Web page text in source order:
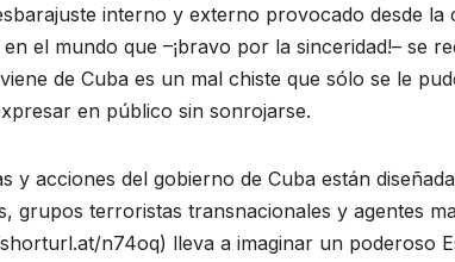
interno y externo provocado desde la
el mundo que –¡bravo por la sinceridad!– se
de Cuba es un mal chiste que sólo se le
en público sin sonrojarse.
y acciones del gobierno de Cuba están
grupos terroristas transnacionales y agentes
n74oq) lleva a imaginar un poderoso